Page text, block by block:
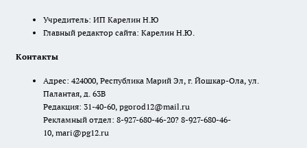
Учредитель: ИП Карелин Н.Ю
Главный редактор сайта: Карелин Н.Ю.
Контакты
Адрес: 424000, Республика Марий Эл, г. Йошкар-Ола, ул.
Палантая, д. 63В
Редакция: 31-40-60, pgorod12@mail.ru
Рекламный отдел: 8-927-680-46-20? 8-927-680-46-
10, mari@pg12.ru